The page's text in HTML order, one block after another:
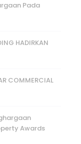
Pada
HADIRKAN
COMMERCIAL
Awards